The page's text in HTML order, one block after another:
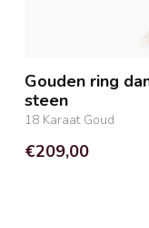
Gouden ring
steen
18 Karaat Goud
€209,00